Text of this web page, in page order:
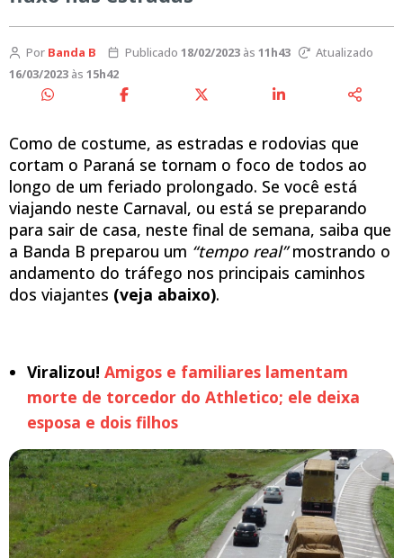
Por Banda B Publicado 18/02/2023às 11h43
Atualizado
16/03/2023 às 15h42
Como de costume, as estradas e rodovias que
cortam o Paraná se tornam o foco de todos ao
longo de um feriado prolongado. Se você está
viajando neste Carnaval, ou está se preparando
para sair de casa, neste final de semana, saiba que
a Banda B preparou um “tempo real”mostrando o
andamento do tráfego nos principais caminhos
dos viajantes (veja abaixo).
Viralizou! Amigos e familiares lamentam
morte de torcedor do Athletico; ele deixa
esposa e dois filhos